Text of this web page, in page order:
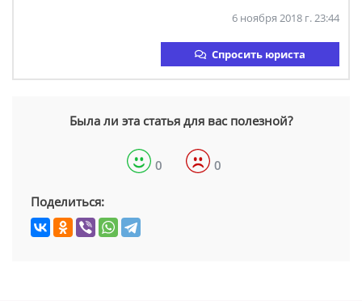
6 ноября 2018 г. 23:44
Спросить юриста
Была ли эта статья для вас полезной?
0 0
Поделиться: